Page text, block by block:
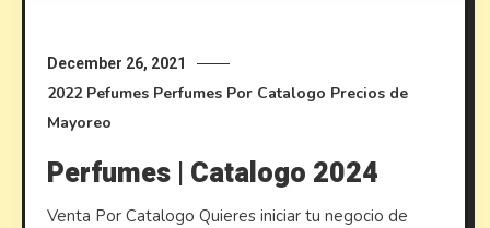
December 26, 2021
2022 Pefumes Perfumes Por Catalogo Precios de
Mayoreo
Perfumes | Catalogo 2024
Venta Por Catalogo Quieres iniciar tu negocio de